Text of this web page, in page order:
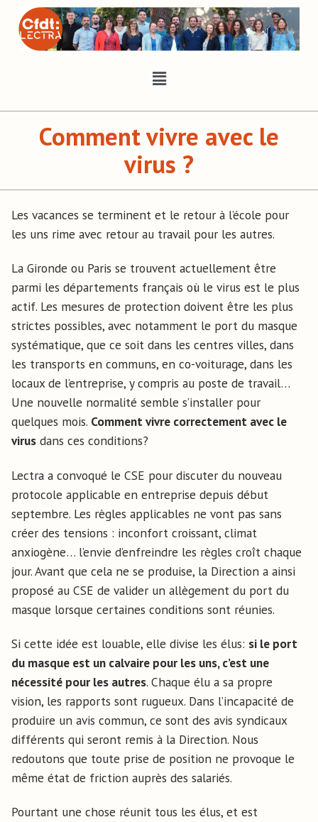
Comment vivre avec le
virus ?
Les vacances se terminent et le retour à l’école pour
les uns rime avec retour au travail pour les autres.
La Gironde ou Paris se trouvent actuellement être
parmi les départements français où le virus est le plus
actif. Les mesures de protection doivent être les plus
strictes possibles, avec notamment le port du masque
systématique, que ce soit dans les centres villes, dans
les transports en communs, en co-voiturage, dans les
locaux de l’entreprise, y compris au poste de travail…
Une nouvelle normalité semble s’installer pour
quelques mois. Comment vivre correctement avec le
virus dans ces conditions?
Lectra a convoqué le CSE pour discuter du nouveau
protocole applicable en entreprise depuis début
septembre. Les règles applicables ne vont pas sans
créer des tensions : inconfort croissant, climat
anxiogène… l’envie d’enfreindre les règles croît chaque
jour. Avant que cela ne se produise, la Direction a ainsi
proposé au CSE de valider un allègement du port du
masque lorsque certaines conditions sont réunies.
Si cette idée est louable, elle divise les élus: si le port
du masque est un calvaire pour les uns, c’est une
nécessité pour les autres. Chaque élu a sa propre
vision, les rapports sont rugueux. Dans l’incapacité de
produire un avis commun, ce sont des avis syndicaux
différents qui seront remis à la Direction. Nous
redoutons que toute prise de position ne provoque le
même état de friction auprès des salariés.
Pourtant une chose réunit tous les élus, et est